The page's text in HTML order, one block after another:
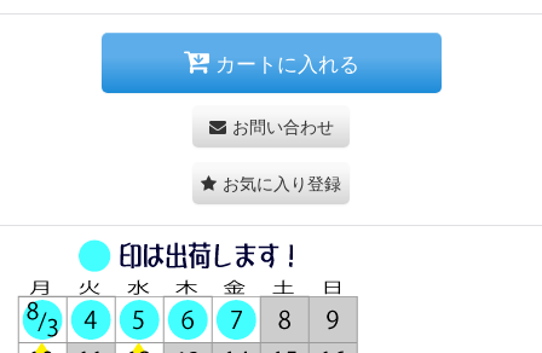
カートに入れる
お問い合わせ
お気に入り登録